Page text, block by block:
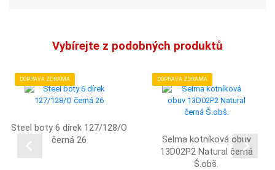
Vybírejte z podobných produktů
DOPRAVA ZDRAMA
Steel boty 6 dírek 127/128/O
černá 26
DOPRAVA ZDRAMA
Selma kotníková obuv
13D02P2 Natural černá
Š.obš.